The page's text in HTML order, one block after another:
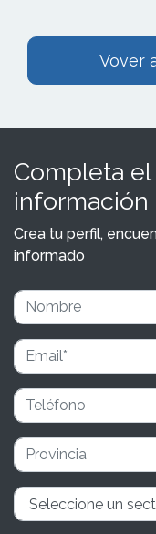
Vover
Completa
Crea tu perfil,
informado